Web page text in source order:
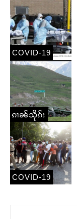
COVID-19
ၵၢၼ်သိုၵ်း
COVID-19